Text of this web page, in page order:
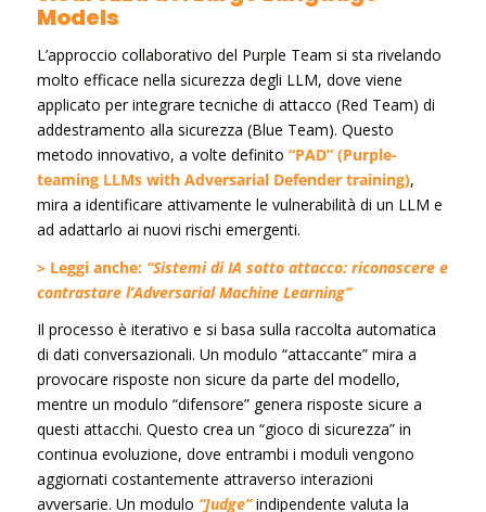
Models
L’approccio collaborativo del Purple Team si sta rivelando
molto efficace nella sicurezza degli LLM, dove viene
applicato per integrare tecniche di attacco (Red Team) di
addestramento alla sicurezza (Blue Team). Questo
metodo innovativo, a volte definito “PAD” (Purple-
teaming LLMs with Adversarial Defender training),
mira a identificare attivamente le vulnerabilità di un LLM e
ad adattarlo ai nuovi rischi emergenti.
> Leggi anche: “Sistemi di IA sotto attacco: riconoscere e
contrastare l’Adversarial Machine Learning”
Il processo è iterativo e si basa sulla raccolta automatica
di dati conversazionali. Un modulo “attaccante” mira a
provocare risposte non sicure da parte del modello,
mentre un modulo “difensore” genera risposte sicure a
questi attacchi. Questo crea un “gioco di sicurezza” in
continua evoluzione, dove entrambi i moduli vengono
aggiornati costantemente attraverso interazioni
avversarie. Un modulo “Judge”indipendente valuta la